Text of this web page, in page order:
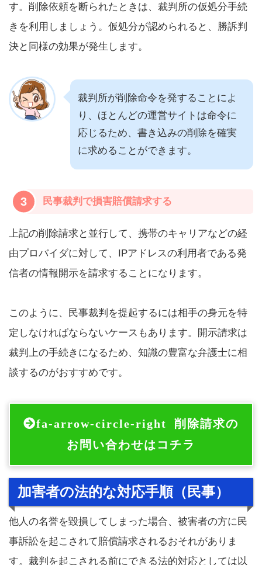
す。削除依頼を断られたときは、裁判所の仮処分手続
きを利用しましょう。仮処分が認められると、勝訴判
決と同様の効果が発生します。
裁判所が削除命令を発することによ
り、ほとんどの運営サイトは命令に
応じるため、書き込みの削除を確実
に求めることができます。
3 民事裁判で損害賠償請求する
上記の削除請求と並行して、携帯のキャリアなどの経
由プロバイダに対して、IPアドレスの利用者である発
信者の情報開示を請求することになります。
このように、民事裁判を提起するには相手の身元を特
定しなければならないケースもあります。開示請求は
裁判上の手続きになるため、知識の豊富な弁護士に相
談するのがおすすめです。
fa-arrow-circle-right
削除請求の
お問い合わせはコチラ
加害者の法的な対応手順（民事）
他人の名誉を毀損してしまった場合、被害者の方に民
事訴訟を起こされて賠償請求されるおそれがありま
す。裁判を起こされる前にできる法的対応としては以